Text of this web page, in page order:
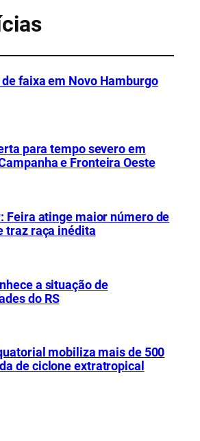
faixa em Novo Hamburgo
para tempo severo em
e Fronteira Oeste
Feira atinge maior número de
traz raça inédita
a situação de
do RS
mobiliza mais de 500
de ciclone extratropical